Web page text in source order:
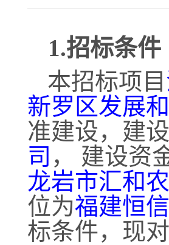
1.招标条件
本招标项目
新罗区发展
准建设，建
司 ， 建设资
龙岩市汇和
位为福建恒
标条件，现